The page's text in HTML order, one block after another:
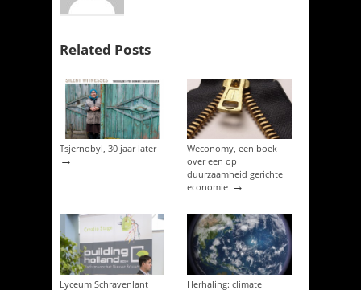
Related Posts
Tsjernobyl, 30 jaar later
→
Weconomy, een boek
over een op
duurzaamheid gerichte
economie →
Lyceum Schravenlant
Herhaling: climate